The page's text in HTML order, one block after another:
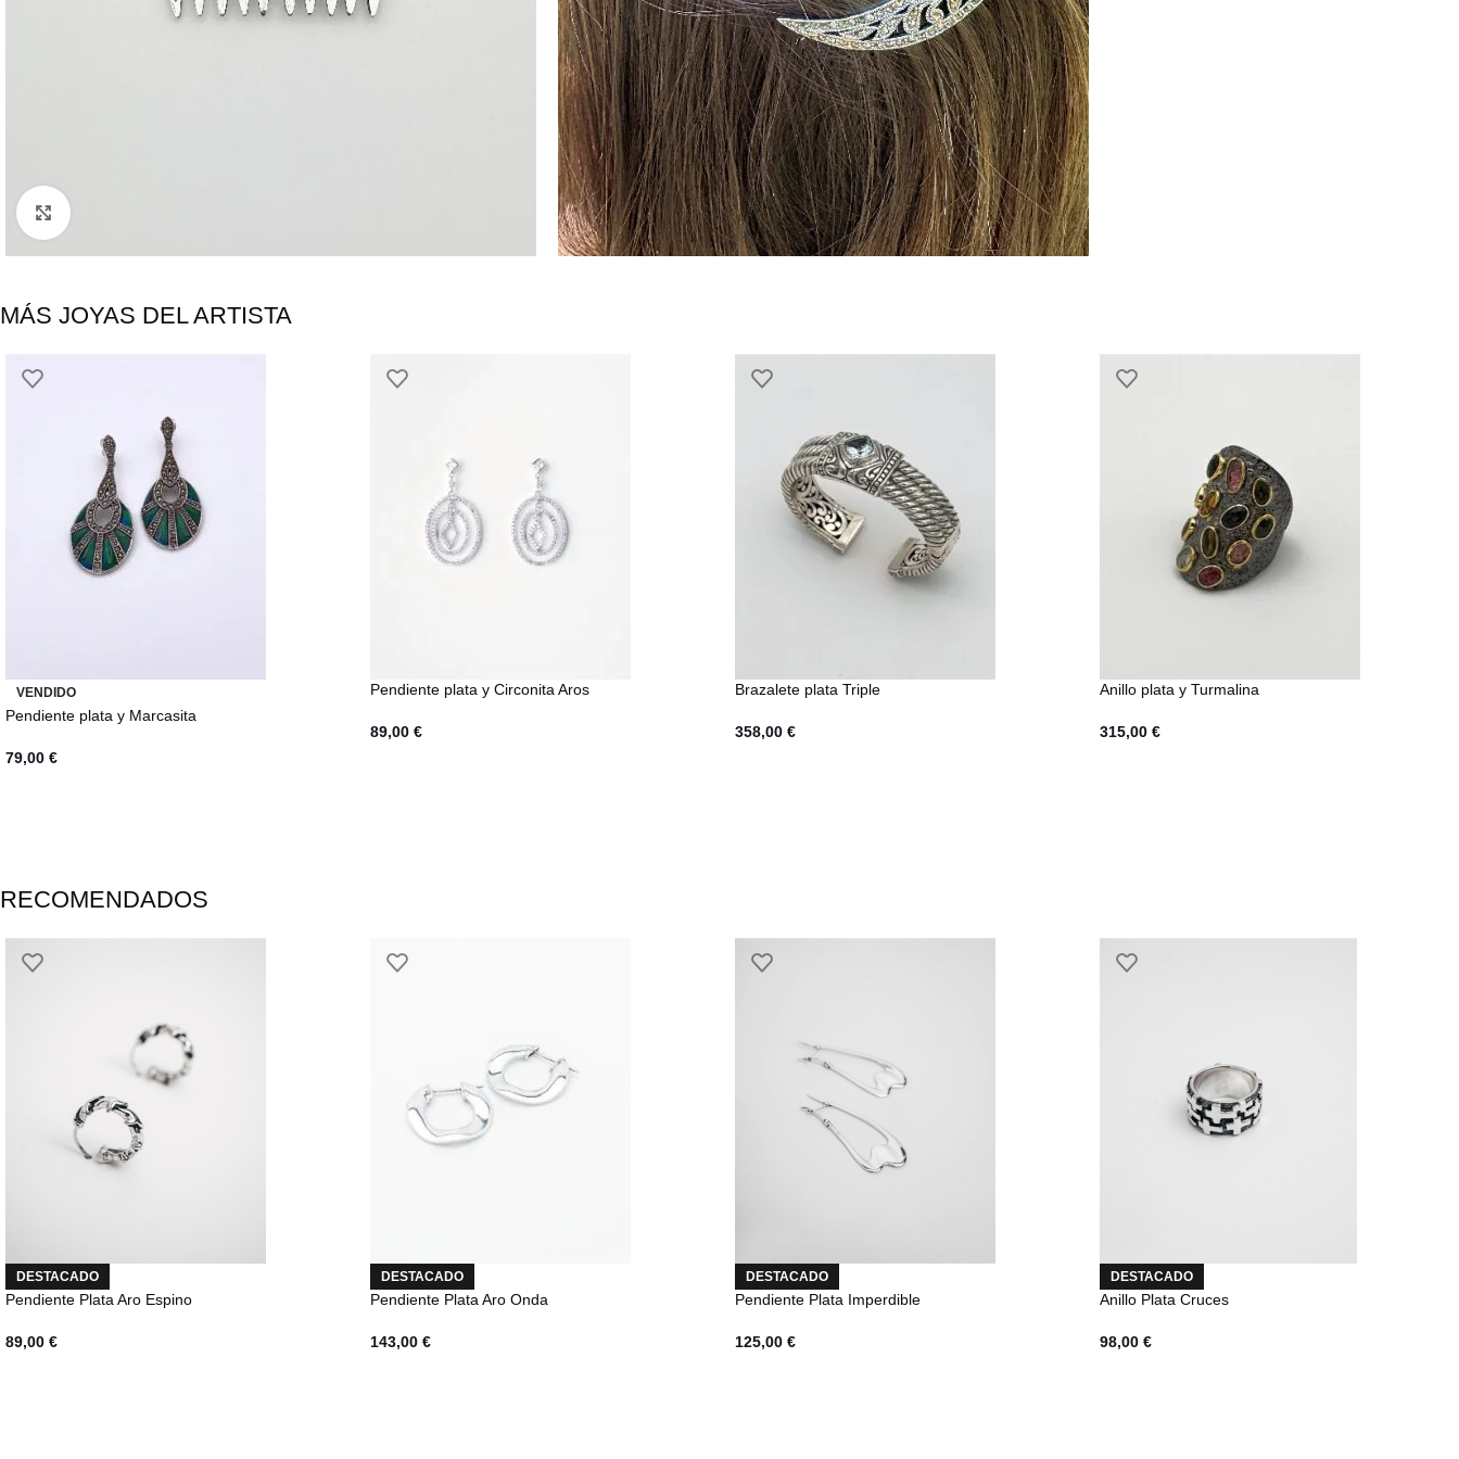
MÁS JOYAS DEL ARTISTA
VENDIDO
Pendiente plata y Marcasita
79,00 €
Pendiente plata y Circonita Aros
89,00 €
Brazalete plata Triple
358,00 €
Anillo plata y Turmalina
315,00 €
RECOMENDADOS
DESTACADO
Pendiente Plata Aro Espino
89,00 €
DESTACADO
Pendiente Plata Aro Onda
143,00 €
DESTACADO
Pendiente Plata Imperdible
125,00 €
DESTACADO
Anillo Plata Cruces
98,00 €